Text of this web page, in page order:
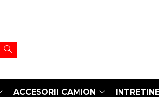
ACCESORII CAMION